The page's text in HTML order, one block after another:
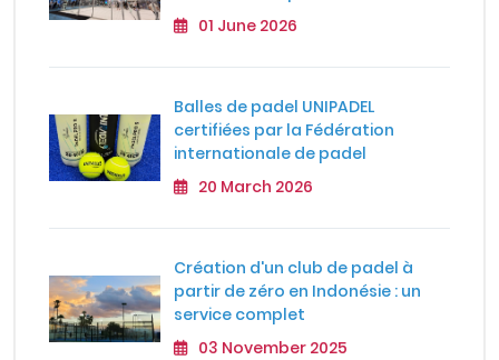
01 June 2026
Balles de padel UNIPADEL
certifiées par la Fédération
internationale de padel
20 March 2026
Création d'un club de padel à
partir de zéro en Indonésie : un
service complet
03 November 2025